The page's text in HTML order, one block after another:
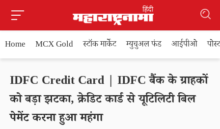
Home MCX Gold स्टॉक मार्केट म्युचुअल फंड आईपीओ
IDFC Credit Card | IDFC बैंक के ग्राहकों
को बड़ा झटका, क्रेडिट कार्ड से यूटिलिटी बिल
पेमेंट करना हुआ महंगा